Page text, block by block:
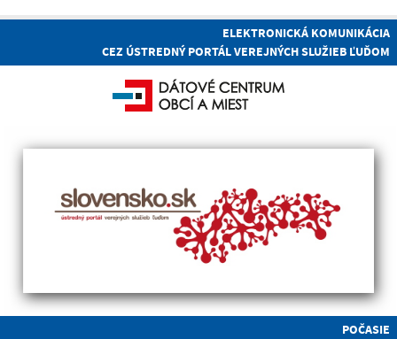
ELEKTRONICKÁ KOMUNIKÁCIA
CEZ ÚSTREDNÝ PORTÁL VEREJNÝCH SLUŽIEB ĽUĎOM
POČASIE